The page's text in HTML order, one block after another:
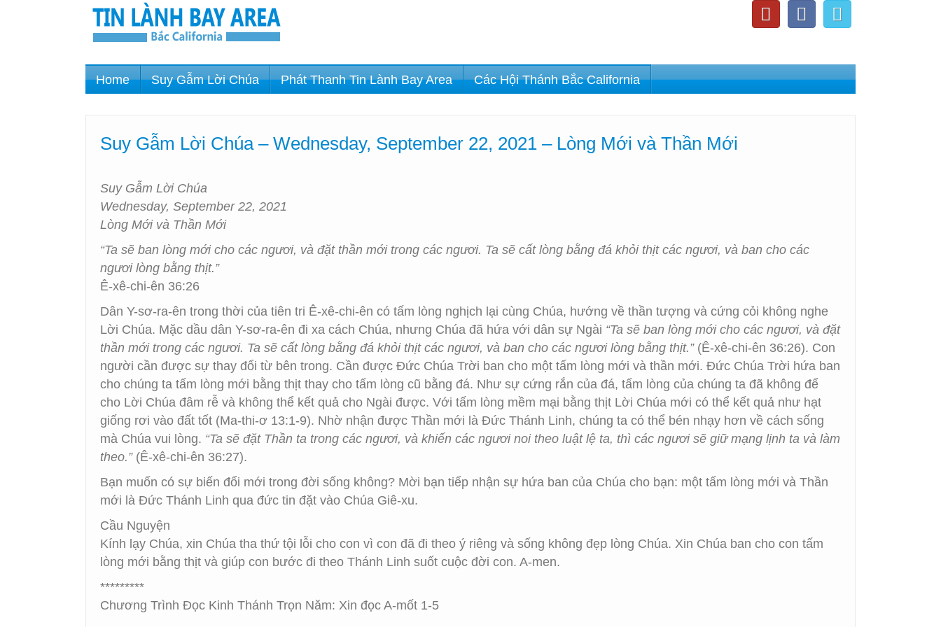
Home Suy Gẫm Lời Chúa Phát Thanh Tin Lành Bay Area Các Hội Thánh Bắc California
Suy Gẫm Lời Chúa – Wednesday, September 22, 2021 – Lòng Mới và Thần Mới
Suy Gẫm Lời Chúa
Wednesday, September 22, 2021
Lòng Mới và Thần Mới
“Ta sẽ ban lòng mới cho các ngươi, và đặt thần mới trong các ngươi. Ta sẽ cất lòng bằng đá khỏi thịt các ngươi, và ban cho các
ngươi lòng bằng thịt.”
Ê-xê-chi-ên 36:26
Dân Y-sơ-ra-ên trong thời của tiên tri Ê-xê-chi-ên có tấm lòng nghịch lại cùng Chúa, hướng về thần tượng và cứng cỏi không nghe
Lời Chúa. Mặc dầu dân Y-sơ-ra-ên đi xa cách Chúa, nhưng Chúa đã hứa với dân sự Ngài “Ta sẽ ban lòng mới cho các ngươi, và đặt
thần mới trong các ngươi. Ta sẽ cất lòng bằng đá khỏi thịt các ngươi, và ban cho các ngươi lòng bằng thịt.” (Ê-xê-chi-ên 36:26). Con
người cần được sự thay đổi từ bên trong. Cần được Đức Chúa Trời ban cho một tấm lòng mới và thần mới. Đức Chúa Trời hứa ban
cho chúng ta tấm lòng mới bằng thịt thay cho tấm lòng cũ bằng đá. Như sự cứng rắn của đá, tấm lòng của chúng ta đã không để
cho Lời Chúa đâm rễ và không thể kết quả cho Ngài được. Với tấm lòng mềm mại bằng thịt Lời Chúa mới có thể kết quả như hạt
giống rơi vào đất tốt (Ma-thi-ơ 13:1-9). Nhờ nhận được Thần mới là Đức Thánh Linh, chúng ta có thể bén nhạy hơn về cách sống
mà Chúa vui lòng. “Ta sẽ đặt Thần ta trong các ngươi, và khiến các ngươi noi theo luật lệ ta, thì các ngươi sẽ giữ mạng lịnh ta và làm
theo.”(Ê-xê-chi-ên 36:27).
Bạn muốn có sự biến đổi mới trong đời sống không? Mời bạn tiếp nhận sự hứa ban của Chúa cho bạn: một tấm lòng mới và Thần
mới là Đức Thánh Linh qua đức tin đặt vào Chúa Giê-xu.
Cầu Nguyện
Kính lạy Chúa, xin Chúa tha thứ tội lỗi cho con vì con đã đi theo ý riêng và sống không đẹp lòng Chúa. Xin Chúa ban cho con tấm
lòng mới bằng thịt và giúp con bước đi theo Thánh Linh suốt cuộc đời con. A-men.
*********
Chương Trình Đọc Kinh Thánh Trọn Năm: Xin đọc A-mốt 1-5